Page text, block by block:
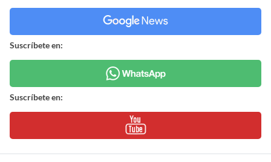
Suscríbete en:
Suscríbete en: